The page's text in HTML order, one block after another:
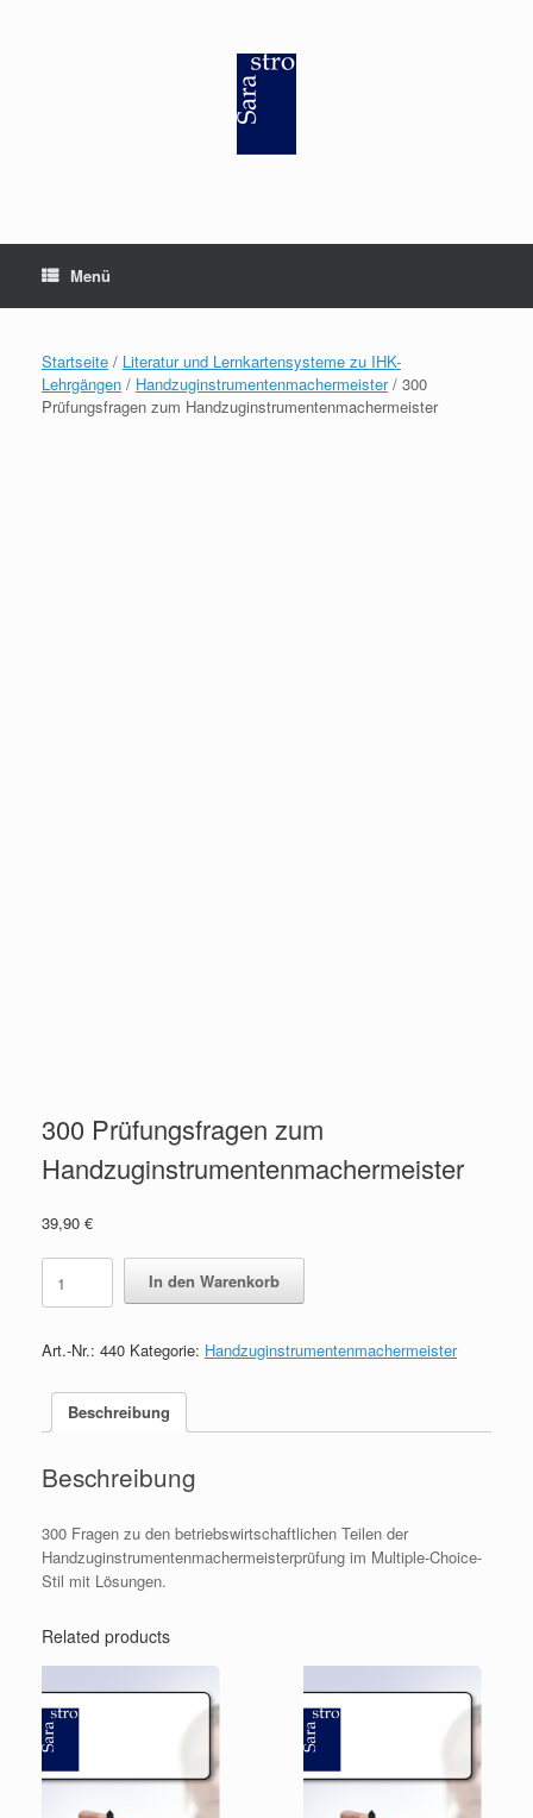
Menü
Startseite / Literatur und Lernkartensysteme zu IHK-
Lehrgängen / Handzuginstrumentenmachermeister/ 300
Prüfungsfragen zum Handzuginstrumentenmachermeister
300 Prüfungsfragen zum
Handzuginstrumentenmachermeister
39,90 €
300
Prüfungsfragen
zum
quantity
In den Warenkorb
Art.-Nr.: 440 Kategorie: Handzuginstrumentenmachermeister
Beschreibung
Beschreibung
300 Fragen zu den betriebswirtschaftlichen Teilen der
Handzuginstrumentenmachermeisterprüfung im Multiple-Choice-
Stil mit Lösungen.
Related products